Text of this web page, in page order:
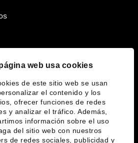
web usa cookies
de este sitio web se usan
el contenido y los
ofrecer funciones de redes
y analizar el tráfico. Además,
información sobre el uso
del sitio web con nuestros
de redes sociales, publicidad y
Foro
idiomas